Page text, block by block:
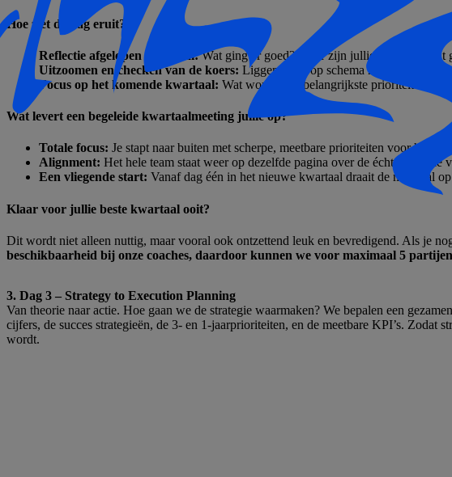
Hoe ziet de dag eruit?
Reflectie afgelopen kwartaal:Wat ging er goed? Waar zijn jullie trots op? Wat
Uitzoomen en checken van de koers: Liggen jullie op schema met het oog op
Focus op het komende kwartaal: Wat worden de belangrijkste prioriteiten
Wat levert een begeleide kwartaalmeeting jullie op?
Totale focus: Je stapt naar buiten met scherpe, meetbare prioriteiten voor het
Alignment: Het hele team staat weer op dezelfde pagina over de échte essentie
Een vliegende start: Vanaf dag één in het nieuwe kwartaal draait de motor al op
Klaar voor jullie beste kwartaal ooit?
Dit wordt niet alleen nuttig, maar vooral ook ontzettend leuk en bevredigend. Als je
beschikbaarheid bij onze coaches, daardoor kunnen we voor maximaal 5
3. Dag 3 – Strategy to Execution Planning
Van theorie naar actie. Hoe gaan we de strategie waarmaken? We bepalen een
cijfers, de succes strategieën, de 3- en 1-jaarprioriteiten, en de meetbare KPI’s. Zodat
wordt.